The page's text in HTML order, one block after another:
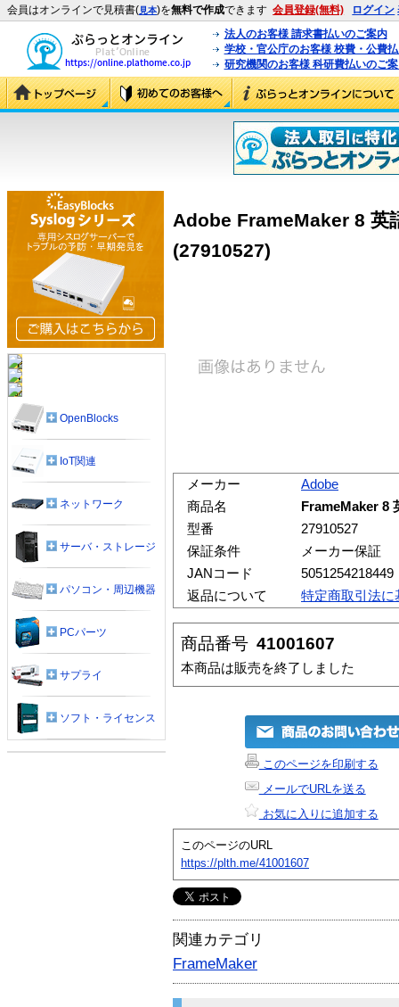
会員はオンラインで見積書(見本)を無料で作成できます 会員登録(無料) ログイン
法人のお客様 請求書払いのご案内
学校・官公庁のお客様 校費・公費
研究機関のお客様 科研費払いのご
Adobe FrameMaker 8 英
(27910527)
メーカー
Adobe
商品名
FrameMaker 8
型番
27910527
保証条件
メーカー保証
JANコード
5051254218449
返品について
特定商取引法に
商品番号 41001607
本商品は販売を終了しました
このページを印刷する
メールでURLを送る
お気に入りに追加する
このページのURL
https://plth.me/41001607
関連カテゴリ
FrameMaker
OpenBlocks
IoT関連
ネットワーク
サーバ・ストレージ
パソコン・周辺機器
PCパーツ
サプライ
ソフト・ライセンス